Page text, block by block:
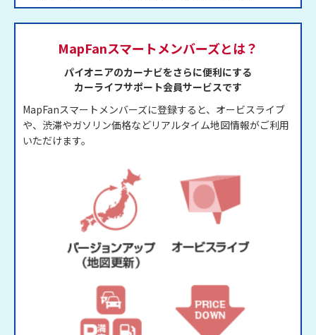
MapFanスマートメンバーズとは？
パイオニアのカーナビをさらに便利にする
カーライフサポート会員サービスです
MapFanスマートメンバーズに登録すると、オービスライブ
や、渋滞やガソリン価格などリアルタイム地図情報がご利用
いただけます。